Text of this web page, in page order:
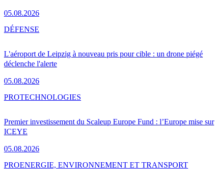
05.08.2026
L'aéroport de Leipzig à nouveau pris pour cible : un drone piégé
déclenche l'alerte
05.08.2026
DÉFENSE
Premier investissement du Scaleup Europe Fund : l’Europe mise sur
ICEYE
05.08.2026
PROTECHNOLOGIES
PROENERGIE, ENVIRONNEMENT ET TRANSPORT